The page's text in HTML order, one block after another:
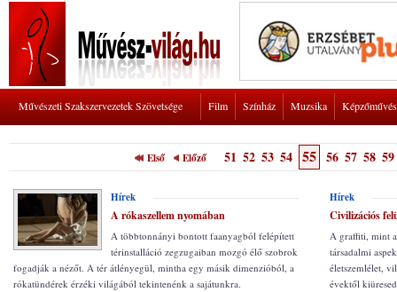
Művészeti Szakszervezetek Szövetsége Film Színház Muzsika
Első Előző 51 52 53 54 55 56 57 58 59
Hírek
A rókaszellem nyomában
A többtonnányi bontott faanyagból felépített
térinstalláció zegzugaiban mozgó élő szobrok
fogadják a nézőt. A tér átlényegül, mintha egy másik dimenzióból, a
rókatündérek érzéki világából tekintenénk a sajátunkra.
Hírek
Civilizációs
A graffiti, mint
társadalmi
életszemlélet,
évektől